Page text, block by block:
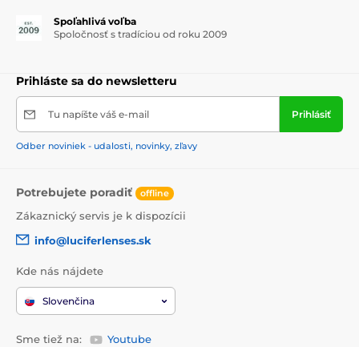
Spoľahlivá voľba
Spoločnosť s tradíciou od roku 2009
Prihláste sa do newsletteru
Tu napíšte váš e-mail Prihlásiť
Odber noviniek - udalosti, novinky, zľavy
Potrebujete poradiť offline
Zákaznický servis je k dispozícii
info@luciferlenses.sk
Kde nás nájdete
Slovenčina
Sme tiež na: Youtube